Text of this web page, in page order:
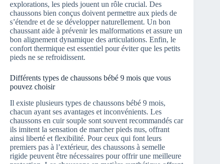
explorations, les pieds jouent un rôle crucial. Des
chaussons bien conçus doivent permettre aux pieds de
s’étendre et de se développer naturellement. Un bon
chaussant aide à prévenir les malformations et assure un
bon alignement dynamique des articulations. Enfin, le
confort thermique est essentiel pour éviter que les petits
pieds ne se refroidissent.
Différents types de chaussons bébé 9 mois que vous
pouvez choisir
Il existe plusieurs types de chaussons bébé 9 mois,
chacun ayant ses avantages et inconvénients. Les
chaussons en cuir souple sont souvent recommandés car
ils imitent la sensation de marcher pieds nus, offrant
ainsi liberté et flexibilité. Pour ceux qui font leurs
premiers pas à l’extérieur, des chaussons à semelle
rigide peuvent être nécessaires pour offrir une meilleure